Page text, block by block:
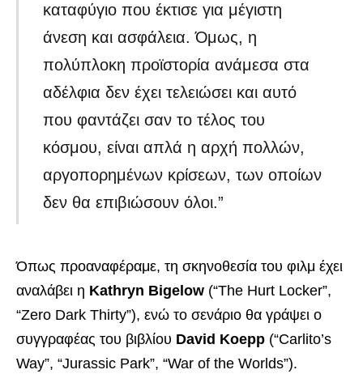
καταφύγιο που έκτισε για μέγιστη
άνεση και ασφάλεια. Όμως, η
πολύπλοκη προϊστορία ανάμεσα στα
αδέλφια δεν έχει τελειώσει και αυτό
που φαντάζει σαν το τέλος του
κόσμου, είναι απλά η αρχή πολλών,
αργοπορημένων κρίσεων, των οποίων
δεν θα επιβιώσουν όλοι.”
Όπως προαναφέραμε, τη σκηνοθεσία του φιλμ έχει
αναλάβει η Kathryn Bigelow (“The Hurt Locker”,
“Zero Dark Thirty”), ενώ το σενάριο θα γράψει ο
συγγραφέας του βιβλίου David Koepp (“Carlito’s
Way”, “Jurassic Park”, “War of the Worlds”).